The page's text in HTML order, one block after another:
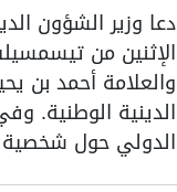
دعا وزير الشؤون
الإثنين من
والعلامة أحمد بن
الدينية الوطنية.
الدولي حول شخصية